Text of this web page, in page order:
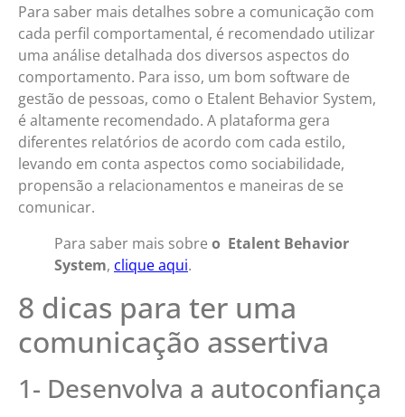
Para saber mais detalhes sobre a comunicação com
cada perfil comportamental, é recomendado utilizar
uma análise detalhada dos diversos aspectos do
comportamento. Para isso, um bom software de
gestão de pessoas, como o Etalent Behavior System,
é altamente recomendado. A plataforma gera
diferentes relatórios de acordo com cada estilo,
levando em conta aspectos como sociabilidade,
propensão a relacionamentos e maneiras de se
comunicar.
Para saber mais sobre o Etalent Behavior
System, clique aqui.
8 dicas para ter uma
comunicação assertiva
1- Desenvolva a autoconfiança